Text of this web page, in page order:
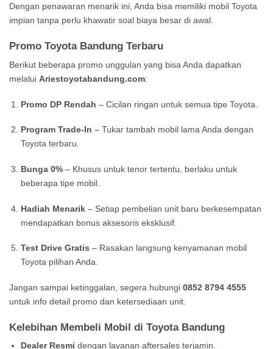
Dengan penawaran menarik ini, Anda bisa memiliki mobil Toyota
impian tanpa perlu khawatir soal biaya besar di awal.
Promo Toyota Bandung Terbaru
Berikut beberapa promo unggulan yang bisa Anda dapatkan
melalui Ariestoyotabandung.com:
Promo DP Rendah – Cicilan ringan untuk semua tipe Toyota.
Program Trade-In – Tukar tambah mobil lama Anda dengan
Toyota terbaru.
Bunga 0%– Khusus untuk tenor tertentu, berlaku untuk
beberapa tipe mobil.
Hadiah Menarik– Setiap pembelian unit baru berkesempatan
mendapatkan bonus aksesoris eksklusif.
Test Drive Gratis – Rasakan langsung kenyamanan mobil
Toyota pilihan Anda.
Jangan sampai ketinggalan, segera hubungi 0852 8794 4555
untuk info detail promo dan ketersediaan unit.
Kelebihan Membeli Mobil di Toyota Bandung
Dealer Resmi dengan layanan aftersales terjamin.